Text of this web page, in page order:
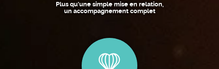
Plus qu'une simple mise en relation,
un accompagnement complet